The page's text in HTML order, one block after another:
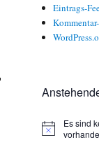
Eintrags-
H
Es sind